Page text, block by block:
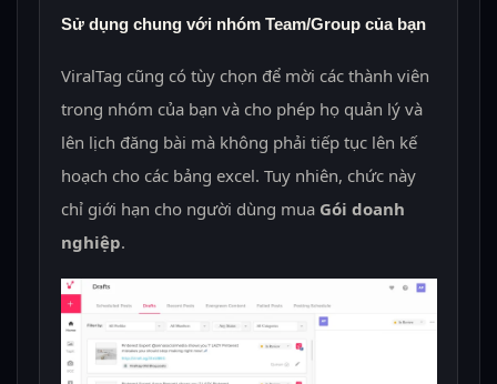
Sử dụng chung với nhóm Team/Group của bạn
ViralTag cũng có tùy chọn để mời các thành viên
trong nhóm của bạn và cho phép họ quản lý và
lên lịch đăng bài mà không phải tiếp tục lên kế
hoạch cho các bảng excel. Tuy nhiên, chức này
chỉ giới hạn cho người dùng mua Gói doanh
nghiệp.